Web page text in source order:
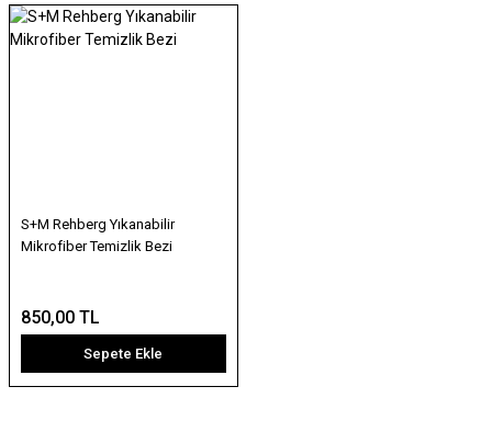
S+M Rehberg Yıkanabilir
Mikrofiber Temizlik Bezi
850,00 TL
Sepete Ekle